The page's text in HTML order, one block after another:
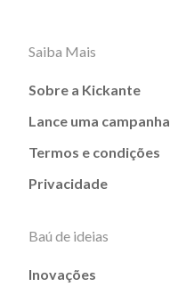
Saiba Mais
Sobre a Kickante
Lance uma campanha
Termos e condições
Privacidade
Baú de ideias
Inovações